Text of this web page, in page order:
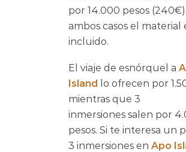
por 14.000 pesos
ambos casos el material
incluido.
El viaje de esnórquel a
Island lo ofrecen por
mientras que 3
inmersiones salen por
pesos. Si te interesa un
3 inmersiones en Apo